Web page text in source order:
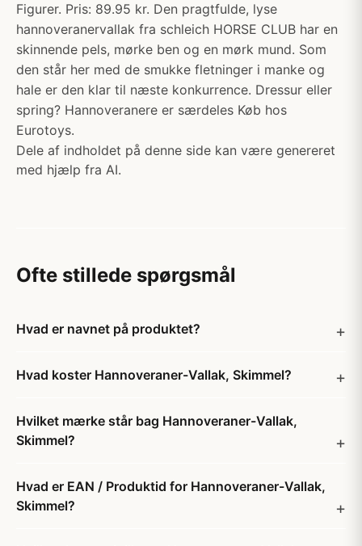
Figurer. Pris: 89.95 kr. Den pragtfulde, lyse
hannoveranervallak fra schleich HORSE CLUB har en
skinnende pels, mørke ben og en mørk mund. Som
den står her med de smukke fletninger i manke og
hale er den klar til næste konkurrence. Dressur eller
spring? Hannoveranere er særdeles Køb hos
Eurotoys.
Dele af indholdet på denne side kan være genereret
med hjælp fra AI.
Ofte stillede spørgsmål
Hvad er navnet på produktet?
Hvad koster Hannoveraner-Vallak, Skimmel?
Hvilket mærke står bag Hannoveraner-Vallak,
Skimmel?
Hvad er EAN / Produktid for Hannoveraner-Vallak,
Skimmel?